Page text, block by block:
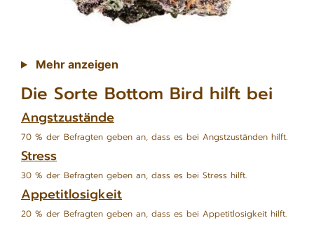
Mehr anzeigen
Die Sorte Bottom Bird hilft bei
Angstzustände
70 % der Befragten geben an, dass es bei Angstzuständen hilft.
Stress
30 % der Befragten geben an, dass es bei Stress hilft.
Appetitlosigkeit
20 % der Befragten geben an, dass es bei Appetitlosigkeit hilft.